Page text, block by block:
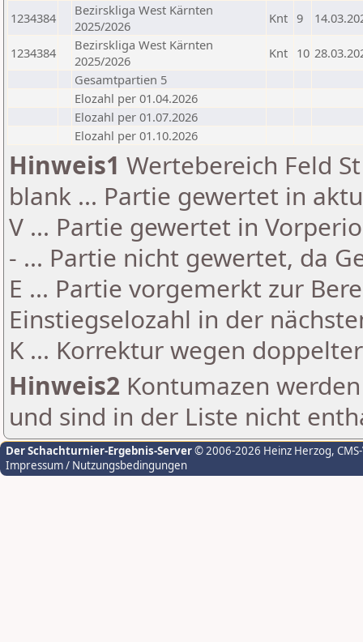
1234384
Bezirskliga West Kärnten
2025/2026
Knt 9
1234384
Bezirskliga West Kärnten
2025/2026
Knt 10
Gesamtpartien 5
Elozahl per 01.04.2026
Elozahl per 01.07.2026
Elozahl per 01.10.2026
Hinweis1 Wertebereich Feld
blank ... Partie gewertet in
V ... Partie gewertet in
- ... Partie nicht gewertet, da
E ... Partie vorgemerkt zur
Einstiegselozahl in der
K ... Korrektur wegen
Hinweis2 Kontumazen
und sind in der Liste nicht
Der Schachturnier-Ergebnis-Server© 2006-2026 Heinz Herzog,
Impressum / Nutzungsbedingungen